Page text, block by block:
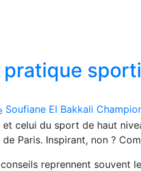
Soufiane El Bakkali
celui du sport de haut
Paris. Inspirant, non ?
conseils reprennent